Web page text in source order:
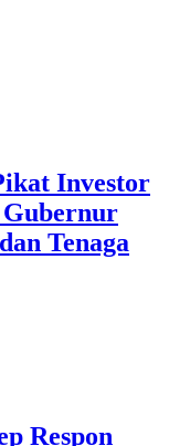
Investor
Tenaga
Respon